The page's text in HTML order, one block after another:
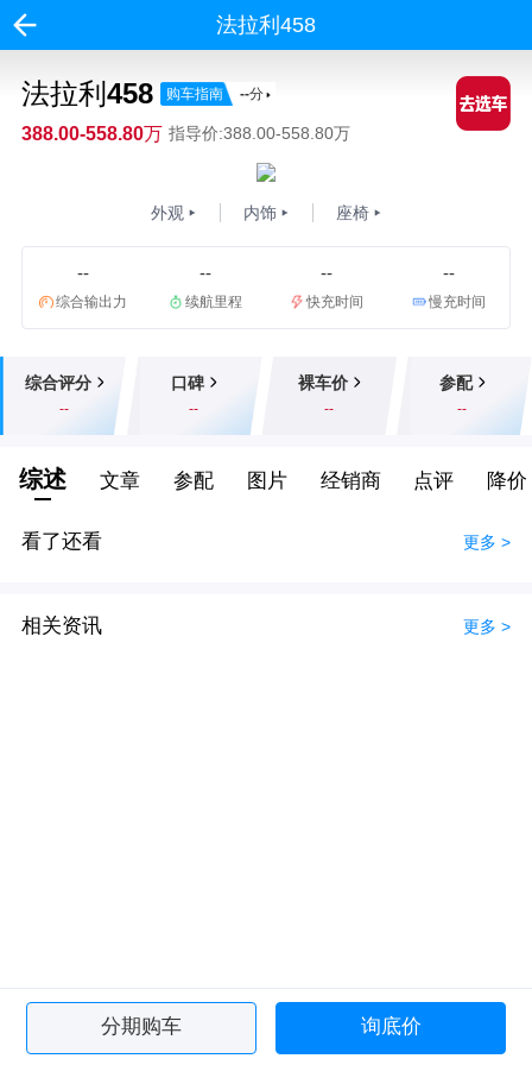
法拉利458
法拉利458 购车指南 --分
388.00-558.80万 指导价:388.00-558.80万
外观 内饰 座椅
--
综合输出力
--
续航里程
--
快充时间
--
慢充时间
综合评分
--
口碑
--
裸车价
--
参配
--
综述 文章 参配 图片 经销商 点评 降价
看了还看 更多 >
相关资讯 更多 >
分期购车 询底价